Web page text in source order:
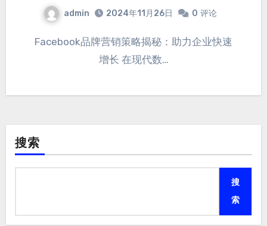
admin 2024年11月26日 0 评论
Facebook品牌营销策略揭秘：助力企业快速
增长 在现代数…
搜索
搜
索